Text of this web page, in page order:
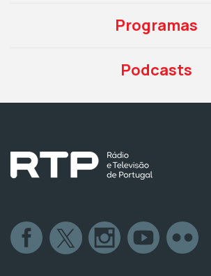
Programas
Podcasts